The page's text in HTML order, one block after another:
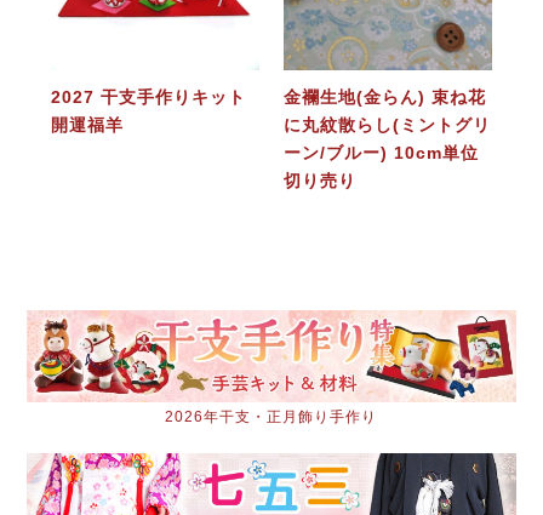
2027 干支手作りキット
開運福羊
金襴生地(金らん) 束ね花
に丸紋散らし(ミントグリ
ーン/ブルー) 10cm単位
切り売り
2026年干支・正月飾り手作り